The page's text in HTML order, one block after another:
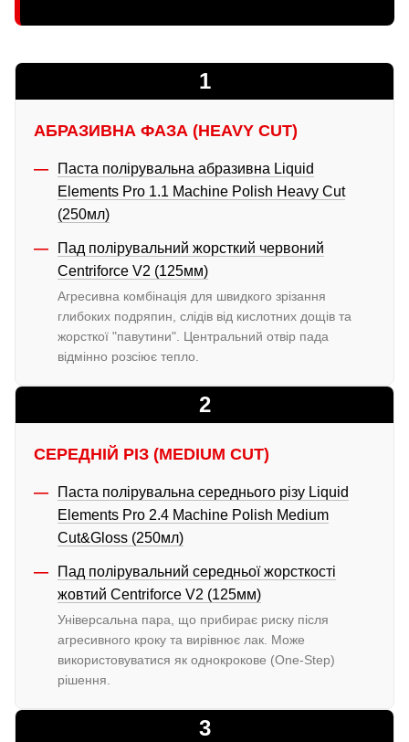
1
АБРАЗИВНА ФАЗА (HEAVY CUT)
Паста полірувальна абразивна Liquid
Elements Pro 1.1 Machine Polish Heavy Cut
(250мл)
Пад полірувальний жорсткий червоний
Centriforce V2 (125мм)
Агресивна комбінація для швидкого зрізання
глибоких подряпин, слідів від кислотних дощів та
жорсткої "павутини". Центральний отвір пада
відмінно розсіює тепло.
2
СЕРЕДНІЙ РІЗ (MEDIUM CUT)
Паста полірувальна середнього різу Liquid
Elements Pro 2.4 Machine Polish Medium
Cut&Gloss (250мл)
Пад полірувальний середньої жорсткості
жовтий Centriforce V2 (125мм)
Універсальна пара, що прибирає риску після
агресивного кроку та вирівнює лак. Може
використовуватися як однокрокове (One-Step)
рішення.
3